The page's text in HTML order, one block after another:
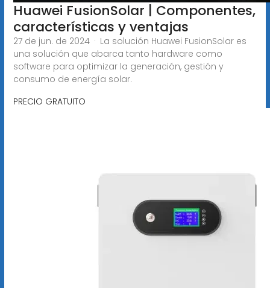
Huawei FusionSolar | Componentes,
características y ventajas
27 de jun. de 2024 · La solución Huawei FusionSolar es
una solución que abarca tanto hardware como
software para optimizar la generación, gestión y
consumo de energía solar.
PRECIO GRATUITO